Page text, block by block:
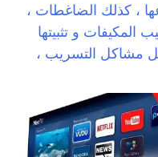
، كذلك الضاغطات ،
و تثبيتها
مشاكل التسريب ،